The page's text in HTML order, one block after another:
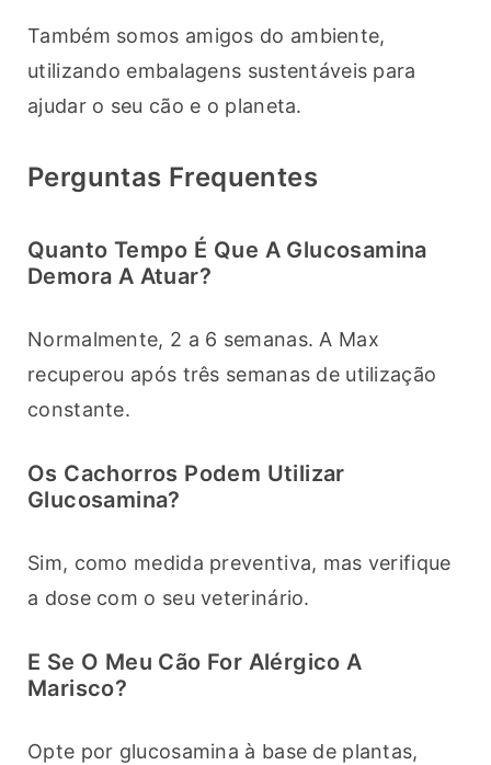
Também somos amigos do ambiente,
utilizando embalagens sustentáveis para
ajudar o seu cão e o planeta.
Perguntas Frequentes
Quanto Tempo É Que A Glucosamina
Demora A Atuar?
Normalmente, 2 a 6 semanas. A Max
recuperou após três semanas de utilização
constante.
Os Cachorros Podem Utilizar
Glucosamina?
Sim, como medida preventiva, mas verifique
a dose com o seu veterinário.
E Se O Meu Cão For Alérgico A
Marisco?
Opte por glucosamina à base de plantas,